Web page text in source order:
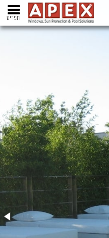
תפריט